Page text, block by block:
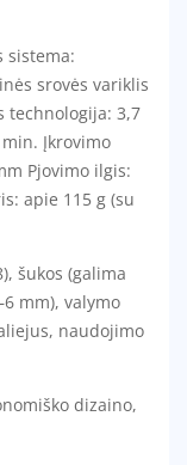
sistema:
srovės variklis
technologija: 3,7
Įkrovimo
Pjovimo ilgis:
apie 115 g (su
šukos (galima
mm), valymo
naudojimo
dizaino,